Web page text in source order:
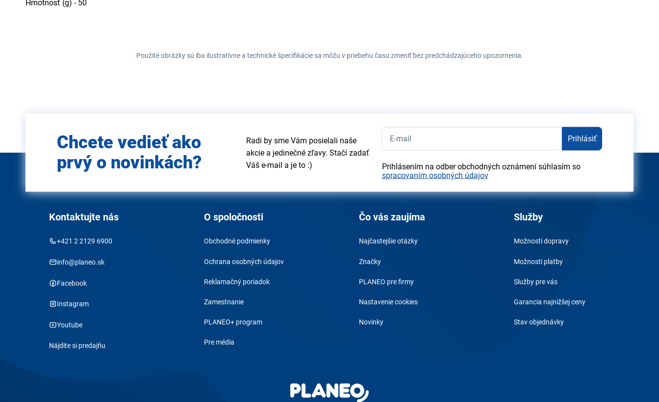
Hmotnosť (g) - 50
Použité obrázky sú iba ilustratívne a technické špecifikácie sa môžu v priebehu času zmeniť bez predchádzajúceho upozornenia.
e-mail
Chcete vedieť ako
prvý o novinkách?
Radi by sme Vám posielali naše
akcie a jedinečné zľavy. Stačí zadať
Váš e-mail a je to :)
Prihlásiť
Prihlásením na odber obchodných oznámení súhlasím so
spracovaním osobných údajov
Kontaktujte nás
+421 2 2129 6900
info@planeo.sk
Facebook
Instagram
Youtube
Nájdite si predajňu
O spoločnosti
Obchodné podmienky
Ochrana osobných údajov
Reklamačný poriadok
Zamestnanie
PLANEO+ program
Pre média
Čo vás zaujíma
Najčastejšie otázky
Značky
PLANEO pre firmy
Nastavenie cookies
Novinky
Služby
Možnosti dopravy
Možnosti platby
Služby pre vás
Garancia najnižšej ceny
Stav objednávky